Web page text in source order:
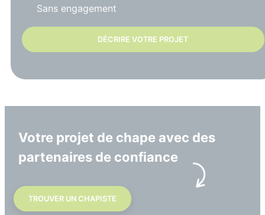
Sans engagement
DÉCRIRE VOTRE PROJET
Votre projet de chape avec des
partenaires de confiance
TROUVER UN CHAPISTE